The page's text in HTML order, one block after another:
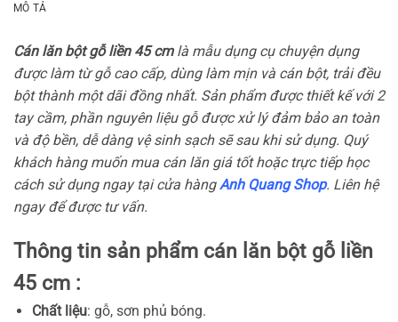
MÔ TẢ
Cán lăn bột gỗ liền 45 cmlà mẫu dụng cụ chuyện dụng
được làm từ gỗ cao cấp, dùng làm mịn và cán bột, trải đều
bột thành một dãi đồng nhất. Sản phẩm được thiết kế với 2
tay cầm, phần nguyên liệu gỗ được xử lý đảm bảo an toàn
và độ bền, dễ dàng vệ sinh sạch sẽ sau khi sử dụng. Quý
khách hàng muốn mua cán lăn giá tốt hoặc trực tiếp học
cách sử dụng ngay tại cửa hàngAnh Quang Shop. Liên hệ
ngay để được tư vấn.
Thông tin sản phẩm cán lăn bột gỗ liền
45 cm :
Chất liệu: gỗ, sơn phủ bóng.